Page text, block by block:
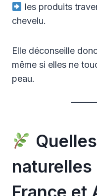
les produits
chevelu.
Elle déconseille
même si elles ne
peau.
France et